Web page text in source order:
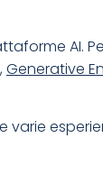
AI.
Generative